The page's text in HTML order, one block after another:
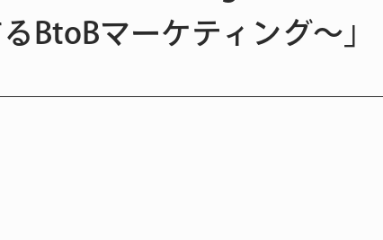
BtoBマーケティング～」